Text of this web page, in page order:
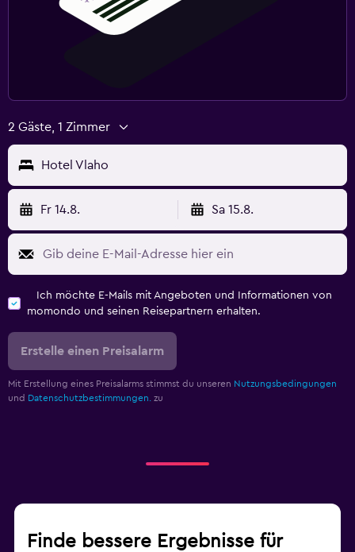
2 Gäste, 1 Zimmer
Hotel Vlaho
Fr 14.8. Sa 15.8.
Ich möchte E-Mails mit Angeboten und Informationen von
momondo und seinen Reisepartnern erhalten.
Erstelle einen Preisalarm
Mit Erstellung eines Preisalarms stimmst du unseren Nutzungsbedingungen
und Datenschutzbestimmungen. zu
Finde bessere Ergebnisse für